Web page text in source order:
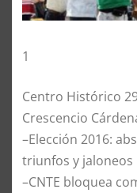
1
Centro Histórico
Crescencio
–Elección 2016:
triunfos y jaloneos
–CNTE bloquea